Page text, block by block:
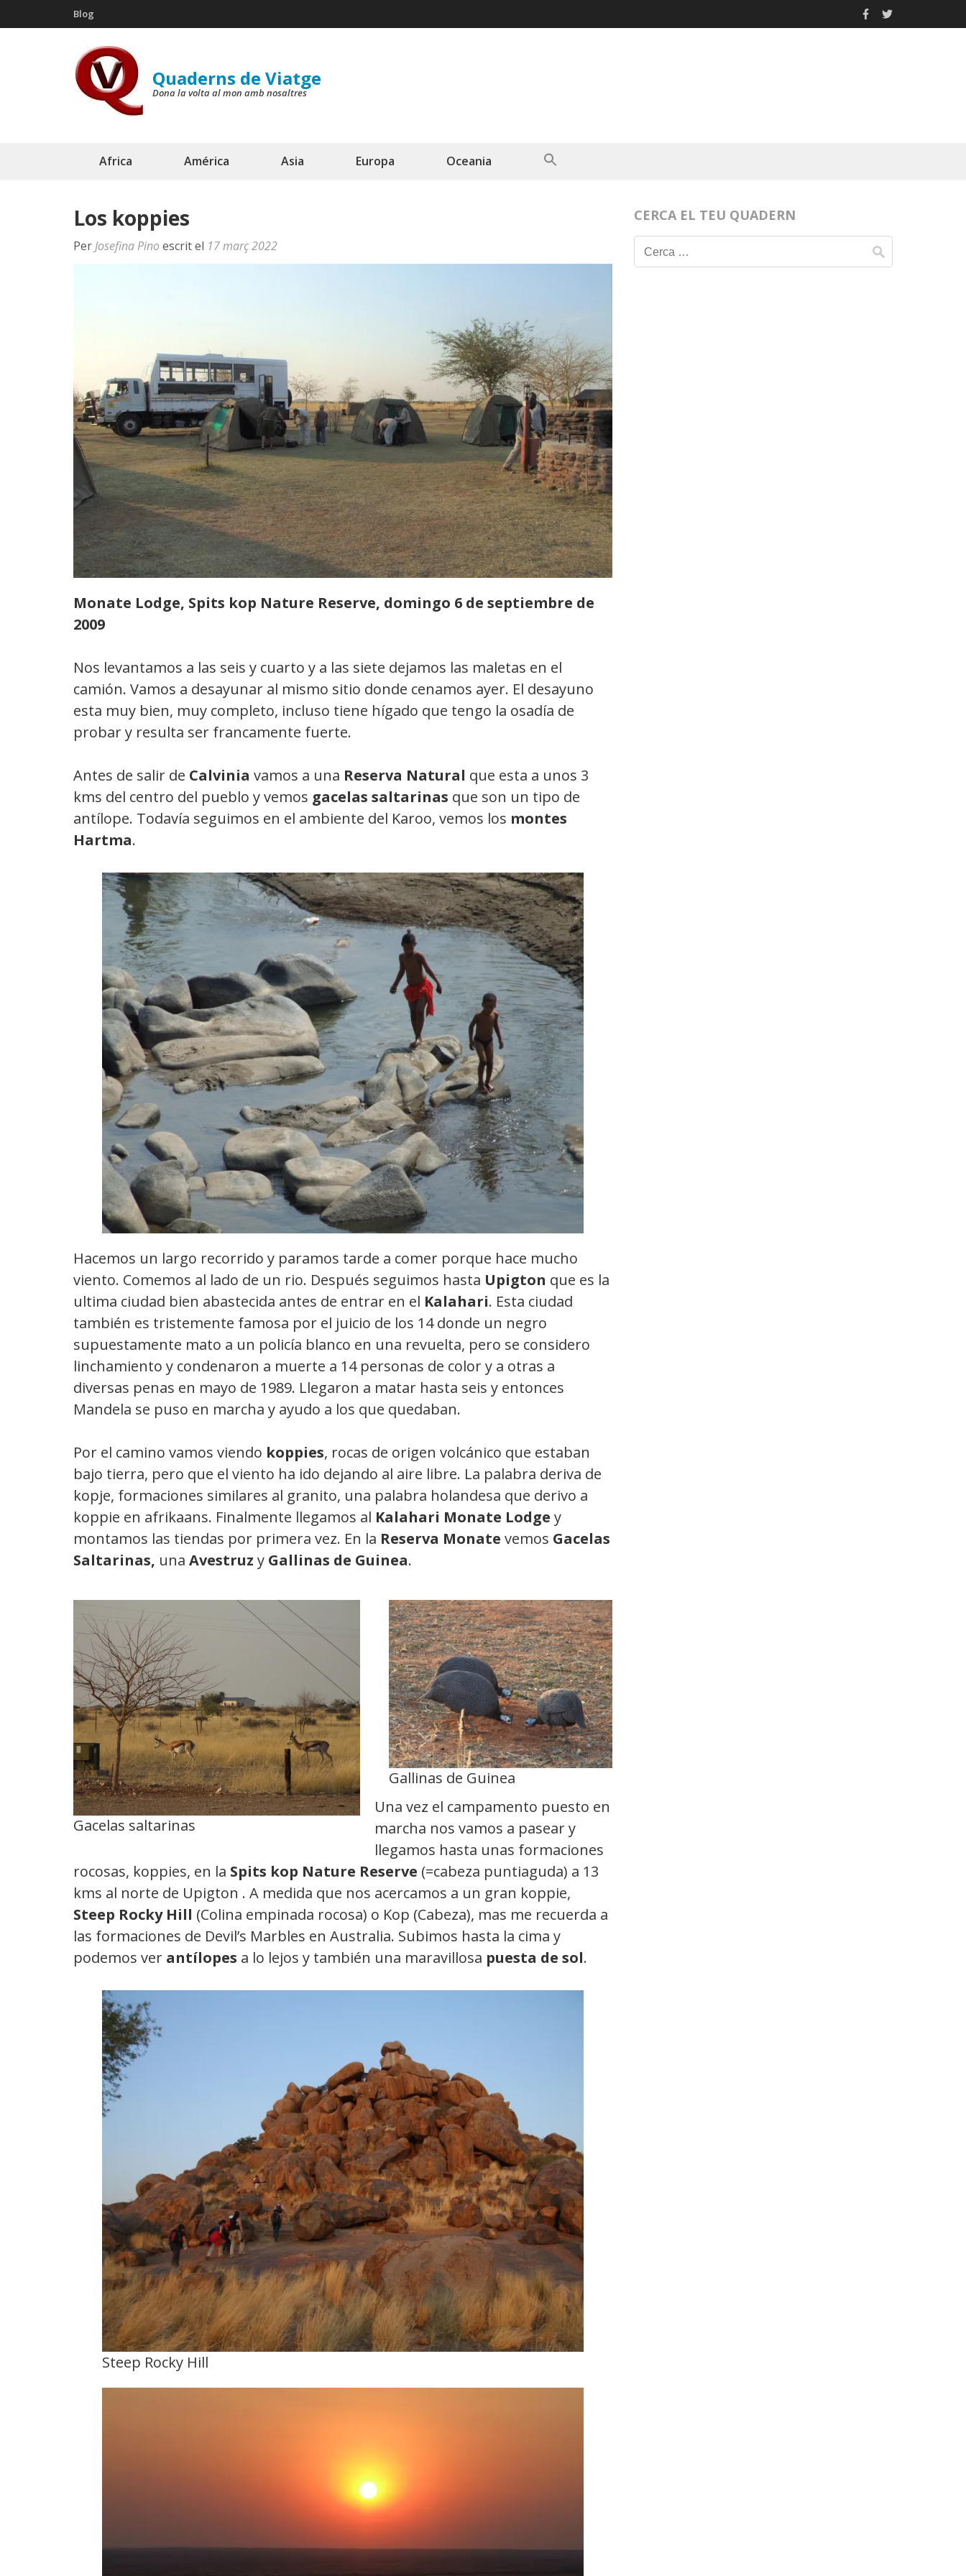
to
Blog
Quaderns de Viatge
Dona la volta al mon amb nosaltres
Africa América Asia Europa Oceania
Los koppies
Per Josefina Pino escrit el 17 març 2022
Monate Lodge, Spits kop Nature Reserve, domingo 6 de septiembre de
2009
Nos levantamos a las seis y cuarto y a las siete dejamos las maletas en el
camión. Vamos a desayunar al mismo sitio donde cenamos ayer. El desayuno
esta muy bien, muy completo, incluso tiene hígado que tengo la osadía de
probar y resulta ser francamente fuerte.
Antes de salir de Calvinia vamos a una Reserva Natural que esta a unos 3
kms del centro del pueblo y vemos gacelas saltarinas que son un tipo de
antílope. Todavía seguimos en el ambiente del Karoo, vemos los montes
Hartma.
Hacemos un largo recorrido y paramos tarde a comer porque hace mucho
viento. Comemos al lado de un rio. Después seguimos hasta Upigton que es la
ultima ciudad bien abastecida antes de entrar en el Kalahari. Esta ciudad
también es tristemente famosa por el juicio de los 14 donde un negro
supuestamente mato a un policía blanco en una revuelta, pero se considero
linchamiento y condenaron a muerte a 14 personas de color y a otras a
diversas penas en mayo de 1989. Llegaron a matar hasta seis y entonces
Mandela se puso en marcha y ayudo a los que quedaban.
Por el camino vamos viendo koppies, rocas de origen volcánico que estaban
bajo tierra, pero que el viento ha ido dejando al aire libre. La palabra deriva de
kopje, formaciones similares al granito, una palabra holandesa que derivo a
koppie en afrikaans. Finalmente llegamos al Kalahari Monate Lodge y
montamos las tiendas por primera vez. En la Reserva Monate vemos Gacelas
Saltarinas, una Avestruz y Gallinas de Guinea.
Gacelas saltarinas
Gallinas de Guinea
Una vez el campamento puesto en
marcha nos vamos a pasear y
llegamos hasta unas formaciones
rocosas, koppies, en la Spits kop Nature Reserve (=cabeza puntiaguda) a 13
kms al norte de Upigton . A medida que nos acercamos a un gran koppie,
Steep Rocky Hill (Colina empinada rocosa) o Kop (Cabeza), mas me recuerda a
las formaciones de Devil’s Marbles en Australia. Subimos hasta la cima y
podemos ver antílopes a lo lejos y también una maravillosa puesta de sol.
Steep Rocky Hill
CERCA EL TEU QUADERN
Cerca: